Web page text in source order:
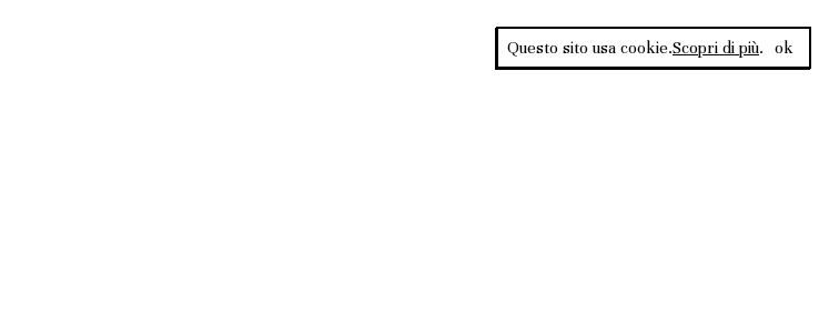
Questo sito usa cookie.Scopri di più. ok